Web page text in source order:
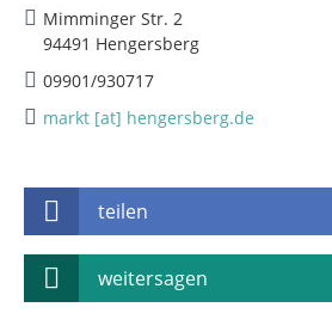
Mimminger Str. 2
94491 Hengersberg
09901/930717
markt [at] hengersberg.de
teilen
weitersagen